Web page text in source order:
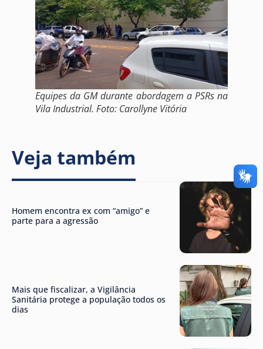
Equipes da GM durante abordagem a PSRs na
Vila Industrial. Foto: Carollyne Vitória
Veja também
Homem encontra ex com “amigo” e
parte para a agressão
Mais que fiscalizar, a Vigilância
Sanitária protege a população todos os
dias